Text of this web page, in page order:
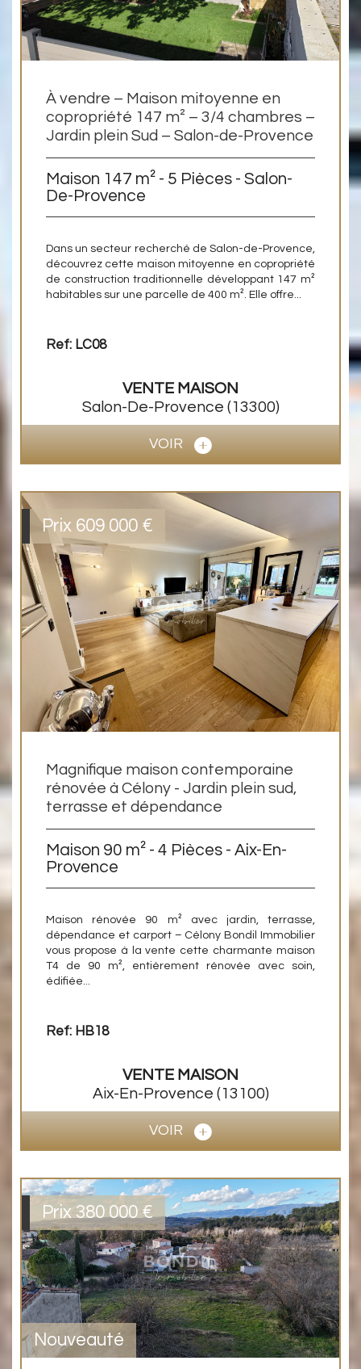
À vendre – Maison mitoyenne en
copropriété 147 m² – 3/4 chambres –
Jardin plein Sud – Salon-de-Provence
Maison 147 m² - 5 Pièces - Salon-
De-Provence
Dans un secteur recherché de Salon-de-Provence,
découvrez cette maison mitoyenne en copropriété
de construction traditionnelle développant 147 m²
habitables sur une parcelle de 400 m². Elle offre...
Ref: LC08
VENTE MAISON
Salon-De-Provence (13300)
VOIR
Prix 609 000 €
Magnifique maison contemporaine
rénovée à Célony - Jardin plein sud,
terrasse et dépendance
Maison 90 m² - 4 Pièces - Aix-En-
Provence
Maison rénovée 90 m² avec jardin, terrasse,
dépendance et carport – Célony Bondil Immobilier
vous propose à la vente cette charmante maison
T4 de 90 m², entièrement rénovée avec soin,
édifiée...
Ref: HB18
VENTE MAISON
Aix-En-Provence (13100)
VOIR
Nouveauté
Prix 380 000 €